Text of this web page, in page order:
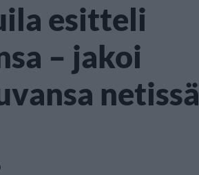
esitteli
– jakoi
netissä